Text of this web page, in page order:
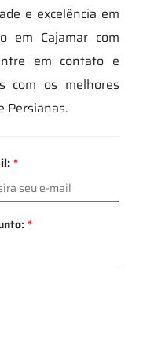
e excelência em
em Cajamar com
em contato e
com os melhores
Persianas.
*
*